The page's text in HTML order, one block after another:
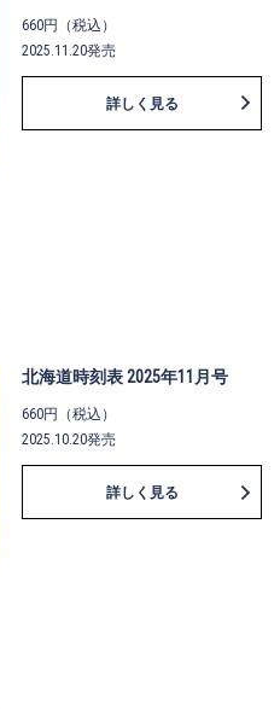
660円（税込）
2025.11.20発売
詳しく見る
北海道時刻表 2025年11月号
660円（税込）
2025.10.20発売
詳しく見る